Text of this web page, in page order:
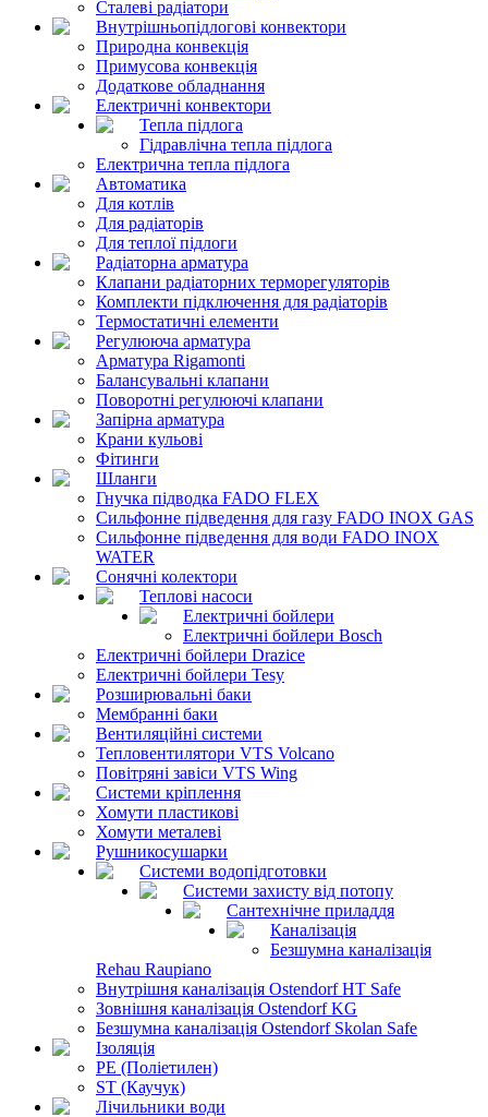
Сталеві радіатори
Внутрішньопідлогові конвектори
Природна конвекція
Примусова конвекція
Додаткове обладнання
Електричні конвектори
Тепла підлога
Гідравлічна тепла підлога
Електрична тепла підлога
Автоматика
Для котлів
Для радіаторів
Для теплої підлоги
Радіаторна арматура
Клапани радіаторних терморегуляторів
Комплекти підключення для радіаторів
Термостатичні елементи
Регулююча арматура
Арматура Rigamonti
Балансувальні клапани
Поворотні регулюючі клапани
Запірна арматура
Крани кульові
Фітинги
Шланги
Гнучка підводка FADO FLEX
Сильфонне підведення для газу FADO INOX GAS
Сильфонне підведення для води FADO INOX
WATER
Сонячні колектори
Теплові насоси
Електричні бойлери
Електричні бойлери Bosch
Електричні бойлери Drazice
Електричні бойлери Tesy
Розширювальні баки
Мембранні баки
Вентиляційні системи
Тепловентилятори VTS Volcano
Повітряні завіси VTS Wing
Системи кріплення
Хомути пластикові
Хомути металеві
Рушникосушарки
Системи водопідготовки
Системи захисту від потопу
Сантехнічне приладдя
Каналізація
Безшумна каналізація
Rehau Raupiano
Внутрішня каналізація Ostendorf HT Safe
Зовнішня каналізація Ostendorf KG
Безшумна каналізація Ostendorf Skolan Safe
Ізоляція
PE (Поліетилен)
ST (Каучук)
Лічильники води